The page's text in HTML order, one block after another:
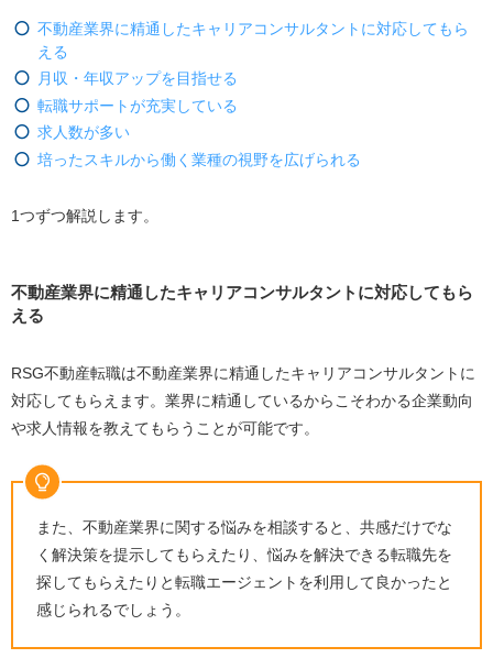
不動産業界に精通したキャリアコンサルタントに対応してもら
える
月収・年収アップを目指せる
転職サポートが充実している
求人数が多い
培ったスキルから働く業種の視野を広げられる
1つずつ解説します。
不動産業界に精通したキャリアコンサルタントに対応してもら
える
RSG不動産転職は不動産業界に精通したキャリアコンサルタントに
対応してもらえます。業界に精通しているからこそわかる企業動向
や求人情報を教えてもらうことが可能です。
また、不動産業界に関する悩みを相談すると、共感だけでな
く解決策を提示してもらえたり、悩みを解決できる転職先を
探してもらえたりと転職エージェントを利用して良かったと
感じられるでしょう。